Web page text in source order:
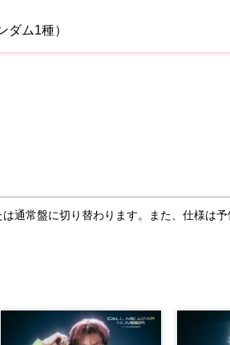
ム1種）
通常盤に切り替わります。また、仕様は